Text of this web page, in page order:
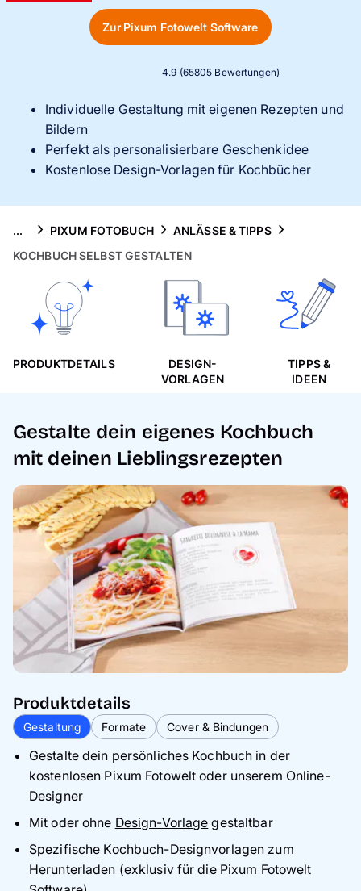
Handyhüllen
Reisekollektion
4.9 (65805 Bewertungen)
Individuelle Gestaltung mit eigenen Rezepten und
Bildern
Perfekt als personalisierbare Geschenkidee
Kostenlose Design-Vorlagen für Kochbücher
Zur Pixum Fotowelt Software
... PIXUM FOTOBUCH
ANLÄSSE & TIPPS
KOCHBUCH SELBST GESTALTEN
PRODUKTDETAILS
DESIGN-
VORLAGEN
TIPPS &
IDEEN
Gestalte dein eigenes Kochbuch
mit deinen Lieblingsrezepten
Produktdetails
Gestaltung Formate Cover & Bindungen
Gestalte dein persönliches Kochbuch in der
kostenlosen Pixum Fotowelt oder unserem Online-
Designer
Mit oder ohne Design-Vorlage gestaltbar
Spezifische Kochbuch-Designvorlagen zum
Herunterladen (exklusiv für die Pixum Fotowelt